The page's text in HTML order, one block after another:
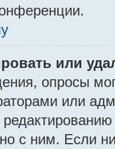
или
опросы
или
с ним. Если